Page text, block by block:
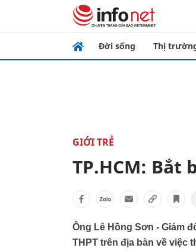
Đời sống Thị
GIỚI TRẺ
TP.HCM:
Ông Lê Hồng Sơn - Giám
THPT trên địa bàn về việc